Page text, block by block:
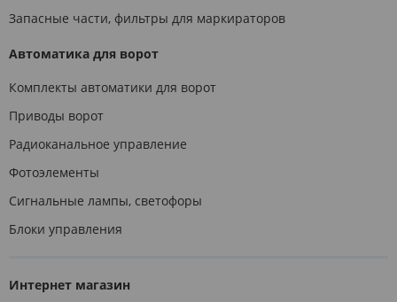
Запасные части, фильтры для маркираторов
Автоматика для ворот
Комплекты автоматики для ворот
Приводы ворот
Радиоканальное управление
Фотоэлементы
Сигнальные лампы, светофоры
Блоки управления
Интернет магазин